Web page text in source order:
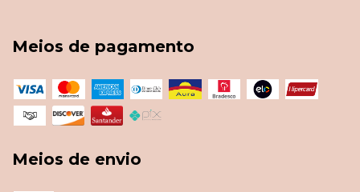
Meios de pagamento
Meios de envio